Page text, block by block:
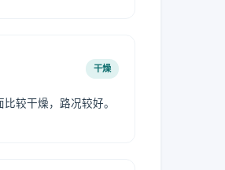
干燥
较干燥，路况较好。